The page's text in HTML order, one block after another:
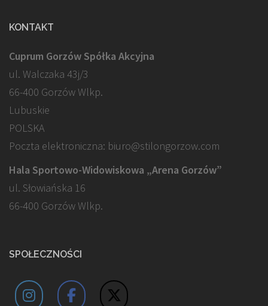
KONTAKT
Cuprum Gorzów Spółka Akcyjna
ul. Walczaka 43j/3
66-400 Gorzów Wlkp.
Lubuskie
POLSKA
Poczta elektroniczna: biuro@stilongorzow.com
Hala Sportowo-Widowiskowa „Arena Gorzów”
ul. Słowiańska 16
66-400 Gorzów Wlkp.
SPOŁECZNOŚCI